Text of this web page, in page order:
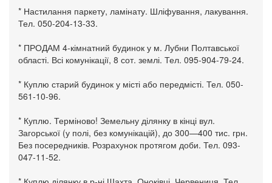
* Настилання паркету, ламінату. Шліфування, лакування.
Тел. 050-204-13-33.
* ПРОДАМ 4-кімнатний будинок у м. Лубни Полтавської
області. Всі комунікації, 8 сот. землі. Тел. 095-904-79-24.
* Куплю старий будинок у місті або передмісті. Тел. 050-
561-10-96.
* Куплю. Терміново! Земельну ділянку в кінці вул.
Загорської (у полі, без комунікацій), до 300—400 тис. грн.
Без посередників. Розрахунок протягом доби. Тел. 093-
047-11-52.